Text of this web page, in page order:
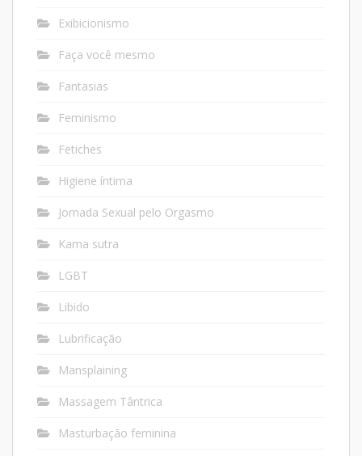
Exibicionismo
Faça você mesmo
Fantasias
Feminismo
Fetiches
Higiene íntima
Jornada Sexual pelo Orgasmo
Kama sutra
LGBT
Libido
Lubrificação
Mansplaining
Massagem Tântrica
Masturbação feminina